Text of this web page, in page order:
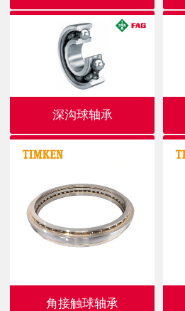
深沟球轴承
角接触球轴承